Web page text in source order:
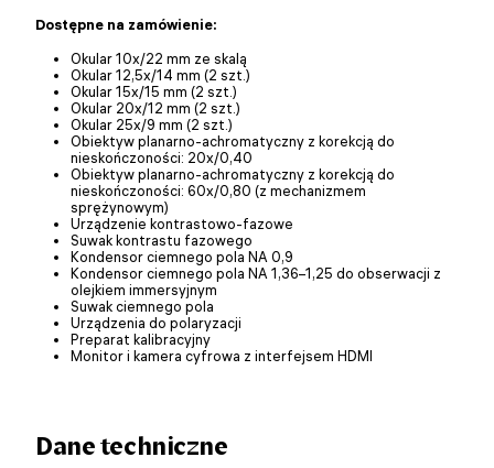
Dostępne na zamówienie:
Okular 10x/22 mm ze skalą
Okular 12,5x/14 mm (2 szt.)
Okular 15x/15 mm (2 szt.)
Okular 20x/12 mm (2 szt.)
Okular 25x/9 mm (2 szt.)
Obiektyw planarno-achromatyczny z korekcją do
nieskończoności: 20x/0,40
Obiektyw planarno-achromatyczny z korekcją do
nieskończoności: 60x/0,80 (z mechanizmem
sprężynowym)
Urządzenie kontrastowo-fazowe
Suwak kontrastu fazowego
Kondensor ciemnego pola NA 0,9
Kondensor ciemnego pola NA 1,36–1,25 do obserwacji z
olejkiem immersyjnym
Suwak ciemnego pola
Urządzenia do polaryzacji
Preparat kalibracyjny
Monitor i kamera cyfrowa z interfejsem HDMI
Dane techniczne